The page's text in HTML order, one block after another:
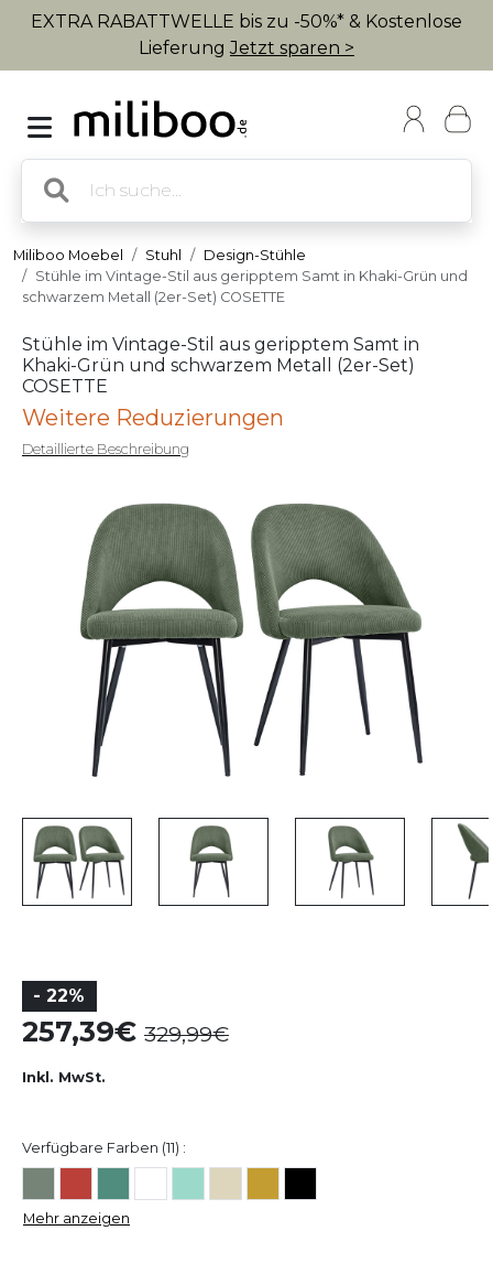
EXTRA RABATTWELLE bis zu -50%* & Kostenlose
LieferungJetzt sparen >
Miliboo Moebel Stuhl
Design-Stühle
Stühle im Vintage-Stil aus geripptem Samt in Khaki-Grün und
schwarzem Metall (2er-Set) COSETTE
Stühle im Vintage-Stil aus geripptem Samt in
Khaki-Grün und schwarzem Metall (2er-Set)
COSETTE
Weitere Reduzierungen
Detaillierte Beschreibung
- 22%
257,39 329,99
Inkl. MwSt.
Verfügbare Farben (11) :
Mehr anzeigen